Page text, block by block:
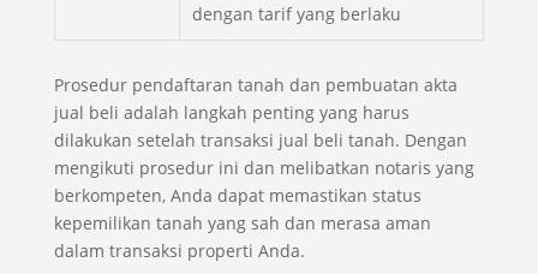
dengan tarif yang berlaku
Prosedur pendaftaran tanah dan pembuatan akta
jual beli adalah langkah penting yang harus
dilakukan setelah transaksi jual beli tanah. Dengan
mengikuti prosedur ini dan melibatkan notaris yang
berkompeten, Anda dapat memastikan status
kepemilikan tanah yang sah dan merasa aman
dalam transaksi properti Anda.